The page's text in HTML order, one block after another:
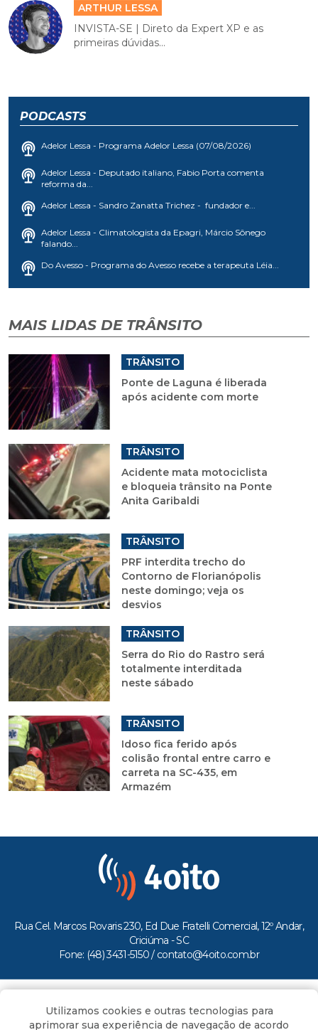
ARTHUR LESSA
INVISTA-SE | Direto da Expert XP e as
primeiras dúvidas...
PODCASTS
Adelor Lessa - Programa Adelor Lessa (07/08/2026)
Adelor Lessa - Deputado italiano, Fabio Porta comenta
reforma da...
Adelor Lessa - Sandro Zanatta Trichez - fundador e...
Adelor Lessa - Climatologista da Epagri, Márcio Sônego
falando...
Do Avesso - Programa do Avesso recebe a terapeuta Léia...
MAIS LIDAS DE TRÂNSITO
TRÂNSITO
Ponte de Laguna é liberada
após acidente com morte
TRÂNSITO
Acidente mata motociclista
e bloqueia trânsito na Ponte
Anita Garibaldi
TRÂNSITO
PRF interdita trecho do
Contorno de Florianópolis
neste domingo; veja os
desvios
TRÂNSITO
Serra do Rio do Rastro será
totalmente interditada
neste sábado
TRÂNSITO
Idoso fica ferido após
colisão frontal entre carro e
carreta na SC-435, em
Armazém
Rua Cel. Marcos Rovaris 230, Ed Due Fratelli Comercial, 12º Andar,
Criciúma - SC
Fone: (48) 3431-5150 / contato@4oito.com.br
Todos os direitos reservados ao Portal 4oito
Utilizamos cookies e outras tecnologias para
aprimorar sua experiência de navegação de acordo